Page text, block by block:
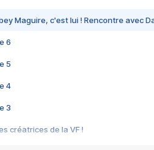
Maguire, c'est lui ! Rencontre avec
6
5
4
3
créatrices de la VF !